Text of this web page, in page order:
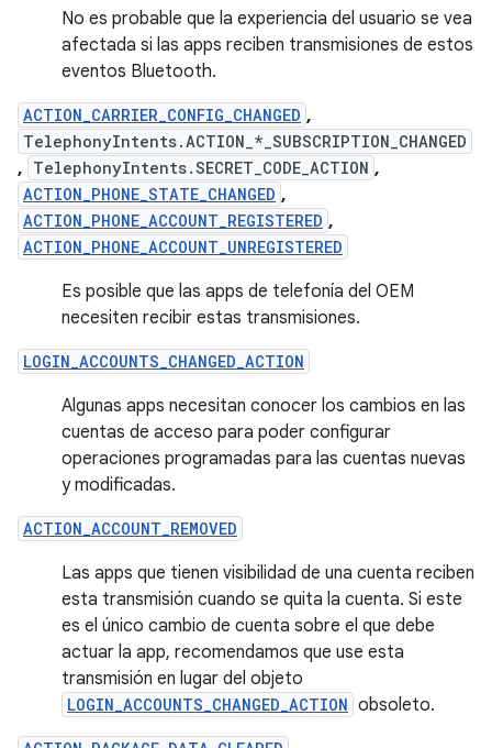
No es probable que la experiencia del usuario se vea
afectada si las apps reciben transmisiones de estos
eventos Bluetooth.
ACTION_CARRIER_CONFIG_CHANGED ,
TelephonyIntents.ACTION_*_SUBSCRIPTION_CHANGED
, TelephonyIntents.SECRET_CODE_ACTION ,
ACTION_PHONE_STATE_CHANGED ,
ACTION_PHONE_ACCOUNT_REGISTERED ,
ACTION_PHONE_ACCOUNT_UNREGISTERED
Es posible que las apps de telefonía del OEM
necesiten recibir estas transmisiones.
LOGIN_ACCOUNTS_CHANGED_ACTION
Algunas apps necesitan conocer los cambios en las
cuentas de acceso para poder configurar
operaciones programadas para las cuentas nuevas
y modificadas.
ACTION_ACCOUNT_REMOVED
Las apps que tienen visibilidad de una cuenta reciben
esta transmisión cuando se quita la cuenta. Si este
es el único cambio de cuenta sobre el que debe
actuar la app, recomendamos que use esta
transmisión en lugar del objeto
LOGIN_ACCOUNTS_CHANGED_ACTION obsoleto.